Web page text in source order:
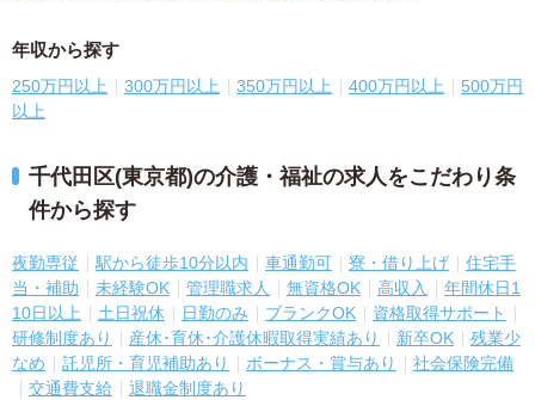
年収から探す
250万円以上 300万円以上 350万円以上 400万円以上
500万円
以上
千代田区(東京都)の介護・福祉の求人をこだわり条
件から探す
夜勤専従 駅から徒歩10分以内 車通勤可 寮・借り上げ
住宅手
当・補助
未経験OK 管理職求人 無資格OK 高収入
年間休日1
10日以上
土日祝休 日勤のみ ブランクOK
資格取得サポート
研修制度あり
産休･育休･介護休暇取得実績あり 新卒OK
残業少
なめ
託児所・育児補助あり ボーナス・賞与あり
社会保険完備
交通費支給
退職金制度あり